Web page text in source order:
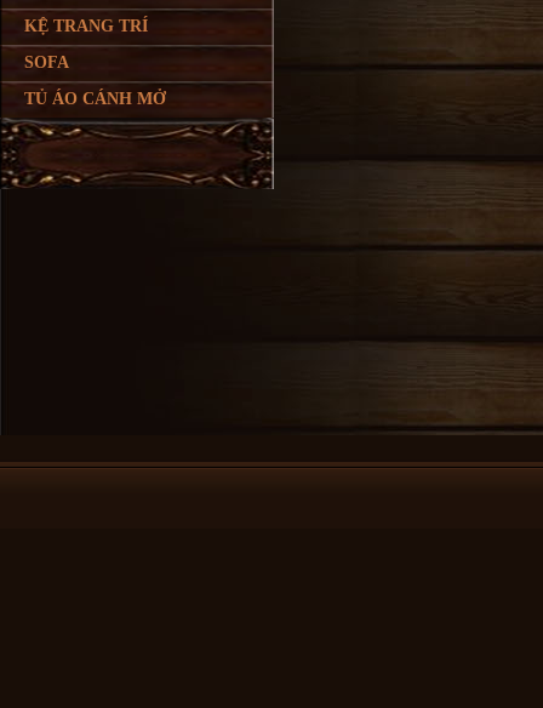
KỆ TRANG TRÍ
SOFA
TỦ ÁO CÁNH MỞ